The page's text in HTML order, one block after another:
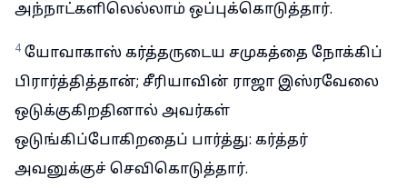
அந்நாட்களிலெல்லாம் ஒப்புக்கொடுத்தார்.
4 யோவாகாஸ் கர்த்தருடைய சமுகத்தை நோக்கிப்
பிரார்த்தித்தான்; சீரியாவின் ராஜா இஸ்ரவேலை
ஒடுக்குகிறதினால் அவர்கள்
ஒடுங்கிப்போகிறதைப் பார்த்து: கர்த்தர்
அவனுக்குச் செவிகொடுத்தார்.